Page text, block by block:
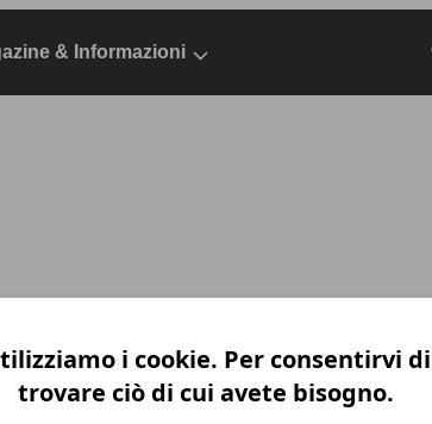
& Informazioni
II 2023 SW, Dal 2023, Station
i cookie. Per consentirvi di
trovare ciò di cui avete bisogno.